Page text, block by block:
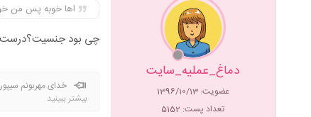
دماغ_عملیه_سایت
عضویت: 1396/10/13
تعداد پست: 5152
اها خوبه پس من خواهرم ۵ هفته داده بود صد درصدی بود جوابش تو هم
چی بود
خدای مهربونم
بیشتر ببینید